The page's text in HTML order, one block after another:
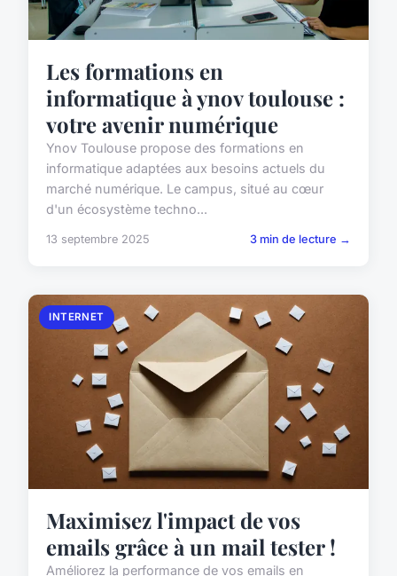
Les formations en
informatique à ynov toulouse :
votre avenir numérique
Ynov Toulouse propose des formations en
informatique adaptées aux besoins actuels du
marché numérique. Le campus, situé au cœur
d'un écosystème techno...
13 septembre 2025 3 min de lecture →
INTERNET
Maximisez l'impact de vos
emails grâce à un mail tester !
Améliorez la performance de vos emails en